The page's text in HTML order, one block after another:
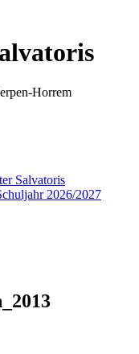
Horrem
Salvatoris
2026/2027